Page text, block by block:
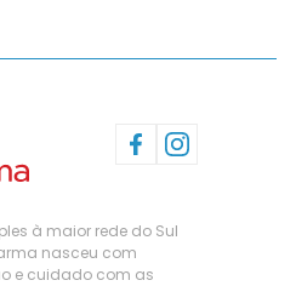
à maior rede do Sul
nasceu com
e cuidado com as